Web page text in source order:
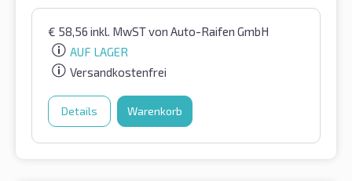
€ 58,56 inkl. MwSTvon Auto-Raifen GmbH
AUF LAGER
Versandkostenfrei
Details Warenkorb